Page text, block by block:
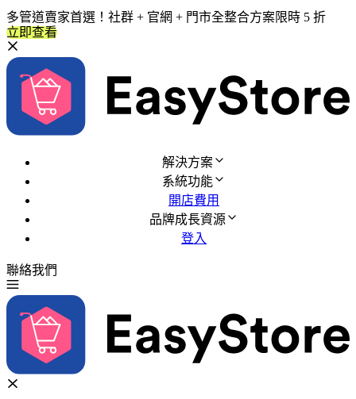
多管道賣家首選！社群 + 官網 + 門市全整合方案限時 5 折
立即查看
解決方案
系統功能
開店費用
品牌成長資源
登入
聯絡我們